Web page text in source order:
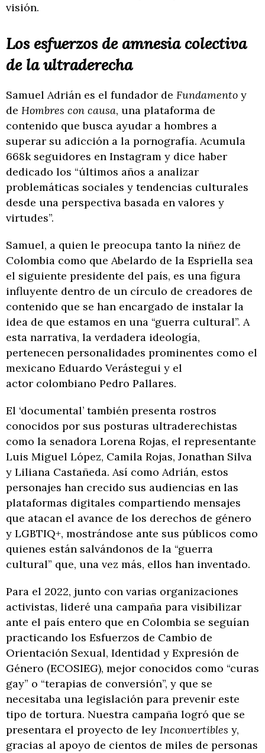
visión.
Los esfuerzos de amnesia colectiva
de la ultraderecha
Samuel Adrián es el fundador de Fundamento y
de Hombres con causa, una plataforma de
contenido que busca ayudar a hombres a
superar su adicción a la pornografía. Acumula
668k seguidores en Instagram y dice haber
dedicado los “últimos años a analizar
problemáticas sociales y tendencias culturales
desde una perspectiva basada en valores y
virtudes”.
Samuel, a quien le preocupa tanto la niñez de
Colombia como que Abelardo de la Espriella sea
el siguiente presidente del país, es una figura
influyente dentro de un círculo de creadores de
contenido que se han encargado de instalar la
idea de que estamos en una “guerra cultural”. A
esta narrativa, la verdadera ideología,
pertenecen personalidades prominentes como el
mexicano Eduardo Verástegui y el
actor colombiano Pedro Pallares.
El ‘documental’ también presenta rostros
conocidos por sus posturas ultraderechistas
como la senadora Lorena Rojas, el representante
Luis Miguel López, Camila Rojas, Jonathan Silva
y Liliana Castañeda. Así como Adrián, estos
personajes han crecido sus audiencias en las
plataformas digitales compartiendo mensajes
que atacan el avance de los derechos de género
y LGBTIQ+, mostrándose ante sus públicos como
quienes están salvándonos de la “guerra
cultural” que, una vez más, ellos han inventado.
Para el 2022, junto con varias organizaciones
activistas, lideré una campaña para visibilizar
ante el país entero que en Colombia se seguían
practicando los Esfuerzos de Cambio de
Orientación Sexual, Identidad y Expresión de
Género (ECOSIEG), mejor conocidos como “curas
gay” o “terapias de conversión”, y que se
necesitaba una legislación para prevenir este
tipo de tortura. Nuestra campaña logró que se
presentara el proyecto de ley Inconvertibles y,
gracias al apoyo de cientos de miles de personas